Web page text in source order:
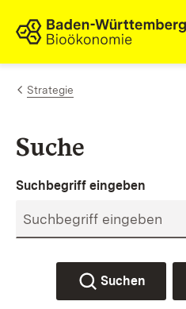
Zum Inhalt springen
Link zur Startseite
Strategie
Suche
Suchbegriff eingeben
Suchen